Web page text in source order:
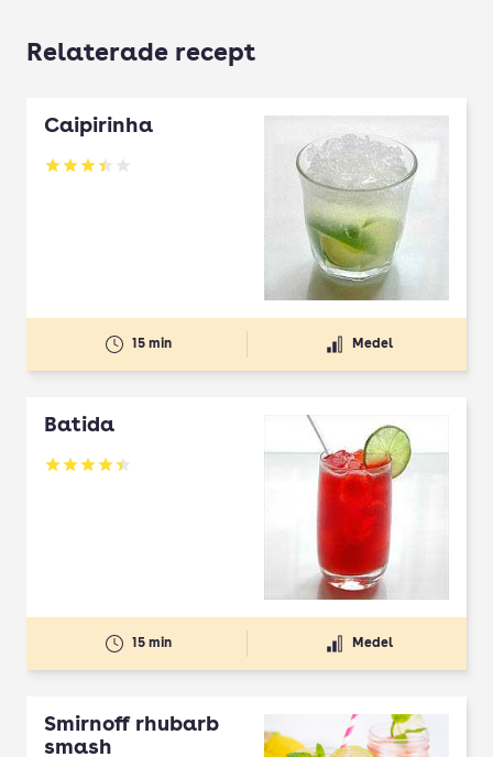
Relaterade recept
Caipirinha
Betyg: 3.4 av 5
15 min Medel
Batida
Betyg: 4.42 av 5
15 min Medel
Smirnoff rhubarb
smash